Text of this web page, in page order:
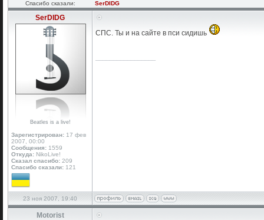
Спасибо сказали:
SerDIDG
SerDIDG
Beatles is a live!
Зарегистрирован: 17 фев
2007, 00:00
Сообщения: 1559
Откуда: NikoLive!
Сказал спасибо: 209
Спасибо сказали: 121
СПС. Ты и на сайте в пси сидишь
23 ноя 2007, 19:40
Motorist